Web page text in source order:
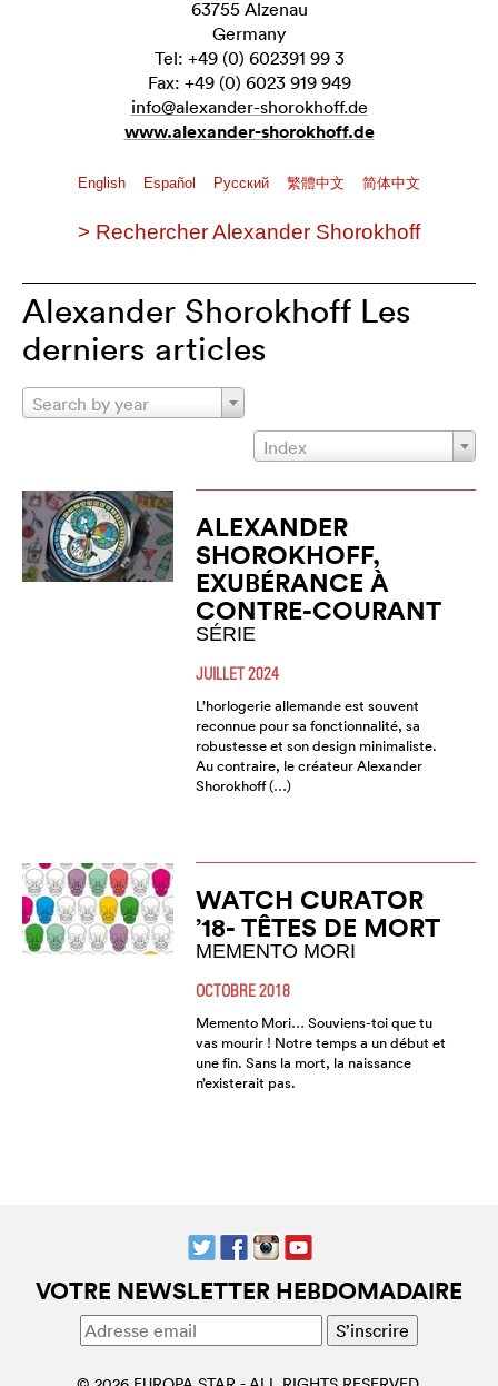
63755 Alzenau
Germany
Tel: +49 (0) 602391 99 3
Fax: +49 (0) 6023 919 949
info@alexander-shorokhoff.de
www.alexander-shorokhoff.de
English Español Pусский 繁體中文 简体中文
> Rechercher Alexander Shorokhoff
Alexander Shorokhoff Les
derniers articles
Search by year
Index
ALEXANDER
SHOROKHOFF,
EXUBÉRANCE À
CONTRE-COURANT
SÉRIE
JUILLET 2024
L’horlogerie allemande est souvent
reconnue pour sa fonctionnalité, sa
robustesse et son design minimaliste.
Au contraire, le créateur Alexander
Shorokhoff (…)
WATCH CURATOR
’18- TÊTES DE MORT
MEMENTO MORI
OCTOBRE 2018
Memento Mori… Souviens-toi que tu
vas mourir ! Notre temps a un début et
une fin. Sans la mort, la naissance
n’existerait pas.
VOTRE NEWSLETTER HEBDOMADAIRE